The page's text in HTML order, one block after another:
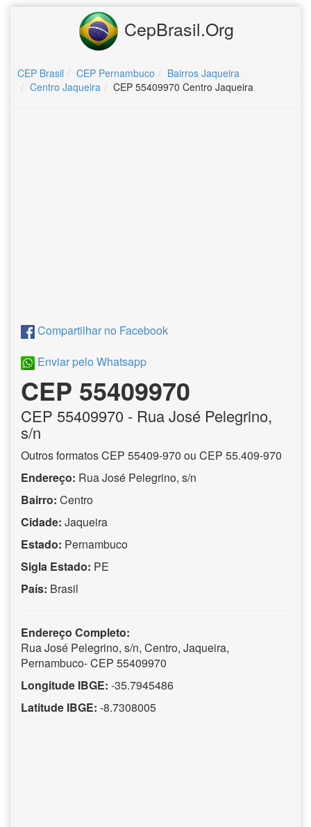
CepBrasil.Org
CEP Brasil CEP Pernambuco
Bairros Jaqueira
Centro Jaqueira
CEP 55409970 Centro Jaqueira
Compartilhar no Facebook
Enviar pelo Whatsapp
CEP 55409970
CEP 55409970 - Rua José Pelegrino,
s/n
Outros formatos CEP 55409-970 ou CEP 55.409-970
Endereço: Rua José Pelegrino, s/n
Bairro: Centro
Cidade: Jaqueira
Estado: Pernambuco
Sigla Estado: PE
País: Brasil
Endereço Completo:
Rua José Pelegrino, s/n, Centro, Jaqueira,
Pernambuco- CEP 55409970
Longitude IBGE: -35.7945486
Latitude IBGE: -8.7308005